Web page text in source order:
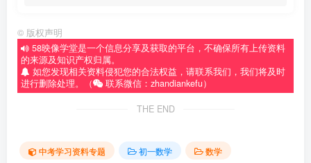
© 版权声明
58映像学堂是一个信息分享及获取的平台，不确保所有上传资料
的来源及知识产权归属。
如您发现相关资料侵犯您的合法权益，请联系我们，我们将及时
进行删除处理。（
联系微信：zhandiankefu）
THE END
中考学习资料专题 初一数学
数学